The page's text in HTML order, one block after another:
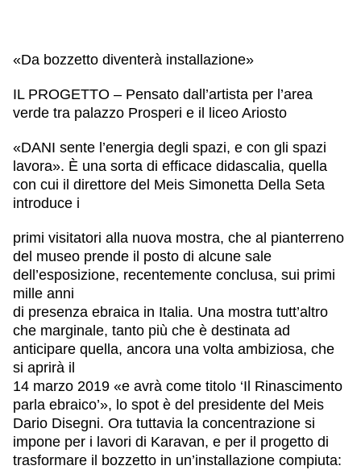
«Da bozzetto diventerà installazione»
IL PROGETTO – Pensato dall’artista per l’area
verde tra palazzo Prosperi e il liceo Ariosto
«DANI sente l’energia degli spazi, e con gli spazi
lavora». È una sorta di efficace didascalia, quella
con cui il direttore del Meis Simonetta Della Seta
introduce i
primi visitatori alla nuova mostra, che al pianterreno
del museo prende il posto di alcune sale
dell’esposizione, recentemente conclusa, sui primi
mille anni
di presenza ebraica in Italia. Una mostra tutt’altro
che marginale, tanto più che è destinata ad
anticipare quella, ancora una volta ambiziosa, che
si aprirà il
14 marzo 2019 «e avrà come titolo ‘Il Rinascimento
parla ebraico’», lo spot è del presidente del Meis
Dario Disegni. Ora tuttavia la concentrazione si
impone per i lavori di Karavan, e per il progetto di
trasformare il bozzetto in un’installazione compiuta: